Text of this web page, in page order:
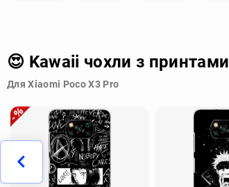
😍 Kawaii чохли з принтами
Для Xiaomi Poco X3 Pro